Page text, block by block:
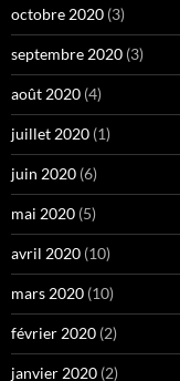
octobre 2020 (3)
septembre 2020 (3)
août 2020 (4)
juillet 2020 (1)
juin 2020 (6)
mai 2020 (5)
avril 2020 (10)
mars 2020 (10)
février 2020 (2)
janvier 2020 (2)